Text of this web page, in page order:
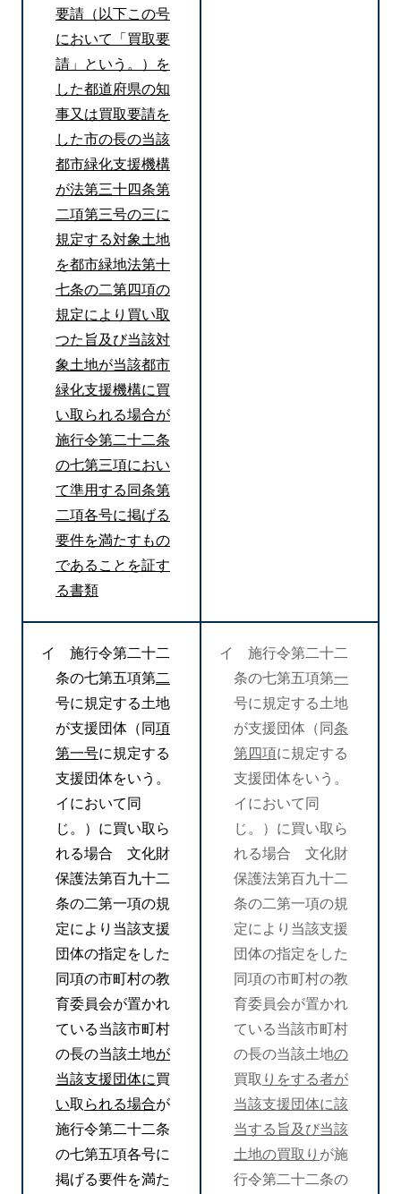
要請（以下この号
において「買取要
請」という。）を
した都道府県の知
事又は買取要請を
した市の長の当該
都市緑化支援機構
が法第三十四条第
二項第三号の三に
規定する対象土地
を都市緑地法第十
七条の二第四項の
規定により買い取
つた旨及び当該対
象土地が当該都市
緑化支援機構に買
い取られる場合が
施行令第二十二条
の七第三項におい
て準用する同条第
二項各号に掲げる
要件を満たすもの
であることを証す
る書類
イ 施行令第二十二
条の七第五項第二
号に規定する土地
が支援団体（同項
第一号に規定する
支援団体をいう。
イにおいて同
じ。）に買い取ら
れる場合 文化財
保護法第百九十二
条の二第一項の規
定により当該支援
団体の指定をした
同項の市町村の教
育委員会が置かれ
ている当該市町村
の長の当該土地が
当該支援団体に買
い取 られる場合が
施行令第二十二条
の七第五項各号に
掲げる要件を満た
イ 施行令第二十二
条の七第五項第一
号に規定する土地
が支援団体（同条
第四項に規定する
支援団体をいう。
イにおいて同
じ。）に買い取ら
れる場合 文化財
保護法第百九十二
条の二第一項の規
定により当該支援
団体の指定をした
同項の市町村の教
育委員会が置かれ
ている当該市町村
の長の当該土地の
買取 りをする者が
当該支援団体に該
当する旨及び当該
土地の買取り が施
行令第二十二条の